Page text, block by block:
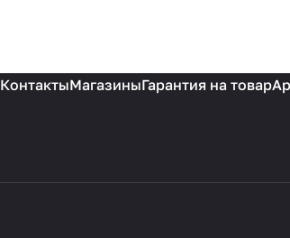
КонтактыМагазиныГарантия на товар